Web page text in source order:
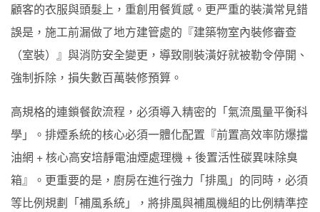
顧客的衣服與頭髮上，重創用餐質感。更严重的裝潢常見錯
誤是，施工前漏做了地方建管處的『建築物室內裝修審查
（室裝）』與消防安全變更，導致剛裝潢好就被勒令停開、
強制拆除，損失數百萬裝修預算。
高規格的連鎖餐飲流程，必須導入精密的「氣流風量平衡科
學」。排煙系統的核心必須一體化配置『前置高效率防爆擋
油網 + 核心高安培靜電油煙處理機 + 後置活性碳異味除臭
箱』。更重要的是，廚房在進行強力「排風」的同時，必須
等比例規劃「補風系統」，將排風與補風機組的比例精準控